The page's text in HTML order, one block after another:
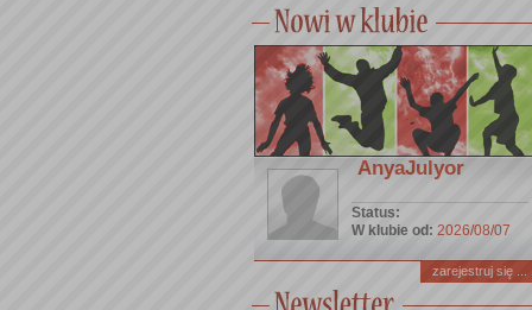
AnyaJulyor
Status:
W klubie od: 2026/08/07
zarejestruj się ...